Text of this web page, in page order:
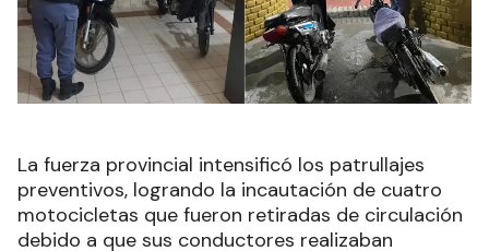
La fuerza provincial intensificó los patrullajes
preventivos, logrando la incautación de cuatro
motocicletas que fueron retiradas de circulación
debido a que sus conductores realizaban